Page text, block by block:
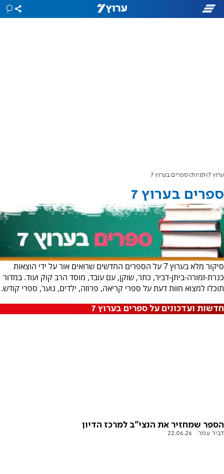
ערוץ 7 תגיות ספרים בערוץ 7
ספרים בערוץ 7
סיקור מלא בערוץ 7 על הספרים החדשים שרואים אור על ידי הוצאות
כנרת-זמורה-ביתן-דביר, כתר, שוקן, עם עובד, מוסד הרב קוק ועוד. במדור
תוכלו למצוא חוות דעת על ספרי קריאה, פרוזה, ילדים, נוער, ספרי קודש.
חדשות ועדכונים על ספרים בערוץ 7
הספר שמחזיר את הנצי"ב למרכז הדיון
דביר עמר 22.06.26